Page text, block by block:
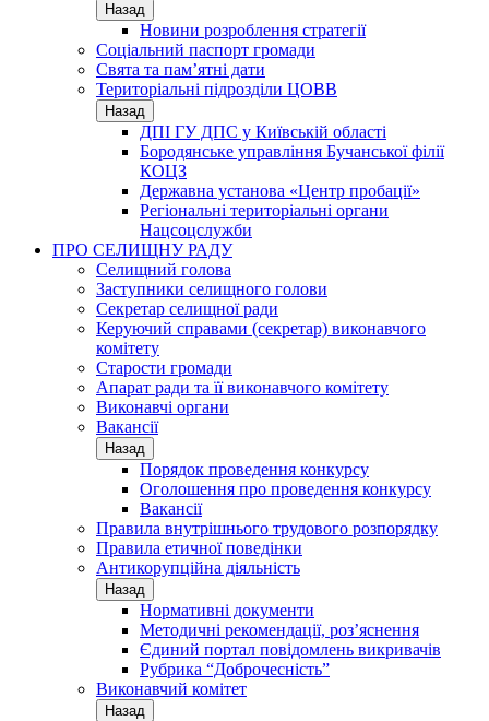
Назад
Новини розроблення стратегії
Соціальний паспорт громади
Свята та пам’ятні дати
Територіальні підрозділи ЦОВВ
Назад
ДПІ ГУ ДПС у Київській області
Бородянське управління Бучанської філії
КОЦЗ
Державна установа «Центр пробації»
Регіональні територіальні органи
Нацсоцслужби
ПРО СЕЛИЩНУ РАДУ
Селищний голова
Заступники селищного голови
Секретар селищної ради
Керуючий справами (секретар) виконавчого
комітету
Старости громади
Апарат ради та її виконавчого комітету
Виконавчі органи
Вакансії
Назад
Порядок проведення конкурсу
Оголошення про проведення конкурсу
Вакансії
Правила внутрішнього трудового розпорядку
Правила етичної поведінки
Антикорупційна діяльність
Назад
Нормативні документи
Методичні рекомендації, роз’яснення
Єдиний портал повідомлень викривачів
Рубрика “Доброчесність”
Виконавчий комітет
Назад